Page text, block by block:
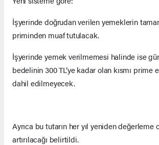
İşyerinde doğrudan verilen yemeklerin
priminden muaf tutulacak.
İşyerinde yemek verilmemesi halinde ise
bedelinin 300 TL’ye kadar olan kısmı prime
dahil edilmeyecek.
Ayrıca bu tutarın her yıl yeniden değerleme
artırılacağı belirtildi.